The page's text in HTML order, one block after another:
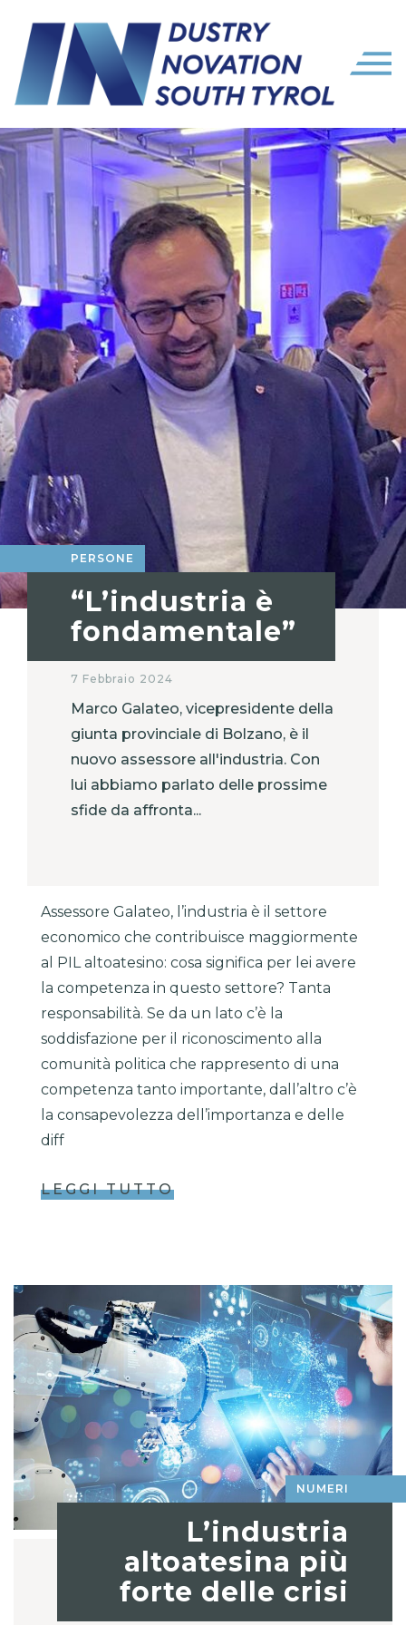
PERSONE
“L’industria è
fondamentale”
7 Febbraio 2024
Marco Galateo, vicepresidente della
giunta provinciale di Bolzano, è il
nuovo assessore all'industria. Con
lui abbiamo parlato delle prossime
sfide da affronta...
Assessore Galateo, l’industria è il settore
economico che contribuisce maggiormente
al PIL altoatesino: cosa significa per lei avere
la competenza in questo settore? Tanta
responsabilità. Se da un lato c’è la
soddisfazione per il riconoscimento alla
comunità politica che rappresento di una
competenza tanto importante, dall’altro c’è
la consapevolezza dell’importanza e delle
diff
LEGGI TUTTO
NUMERI
L’industria
altoatesina più
forte delle crisi